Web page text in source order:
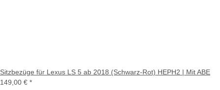
Sitzbezüge für Lexus LS 5 ab 2018 (Schwarz-Rot) HEPH2 | Mit ABE
149,00 € *